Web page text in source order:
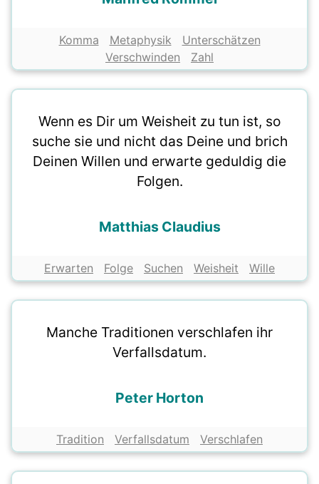
Komma Metaphysik
Unterschätzen
Verschwinden
Zahl
Wenn es Dir um Weisheit zu tun ist, so
suche sie und nicht das Deine und brich
Deinen Willen und erwarte geduldig die
Folgen.
Matthias Claudius
Erwarten Folge Suchen Weisheit Wille
Manche Traditionen verschlafen ihr
Verfallsdatum.
Peter Horton
Tradition Verfallsdatum Verschlafen